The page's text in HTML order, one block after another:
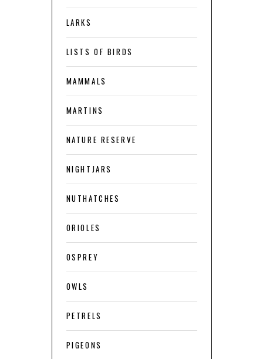
LARKS
LISTS OF BIRDS
MAMMALS
MARTINS
NATURE RESERVE
NIGHTJARS
NUTHATCHES
ORIOLES
OSPREY
OWLS
PETRELS
PIGEONS